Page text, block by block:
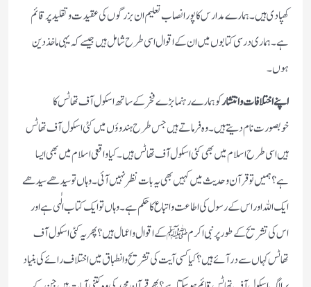
کھپادی ہیں۔ہمارے مدارس کا پورا نصاب تعلیم ان بزرگوں کی عقیدت و تقلید پر قائم
ہے۔ہماری درسی کتابوں میں ان کے اقوال اسی طرح شامل ہیں جیسے کہ یہی ماخذ دین
ہوں۔
اپنے اختلافات و انتشارکو ہمارے رہنما بڑے فخر کے ساتھ اسکول آف تھاٹس کا
خوبصورت نام دیتے ہیں۔وہ فرماتے ہیں جس طرح ہندوؤں میں کئی اسکول آف تھاٹس
ہیں اسی طرح اسلام میں بھی کئی اسکول آف تھاٹس ہیں۔کیا واقعی اسلام میں بھی ایسا
ہے؟ہمیں تو قرآن و حدیث میں کہیں بھی یہ بات نظر نہیں آئی۔وہاں تو سیدھے سیدھے
ایک اللہ اور اس کے رسول کی اطاعت و اتباع کا حکم ہے۔وہاں تو ایک کتاب الٰہی ہے اور
اس کی تشریح کے طور پر نبی اکرم ﷺ کے اقوال و اعمال ہیں؟پھر یہ کئی اسکول آف
تھاٹس کہاں سے در آئے ہیں؟کیا کسی آیت کی تشریح و انطباق میں اختلاف رائے کی بنیاد